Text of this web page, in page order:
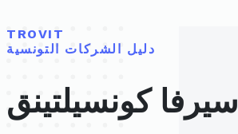
TROVIT
دليل الشركات التونسية
سيرفا كونسيلتينق